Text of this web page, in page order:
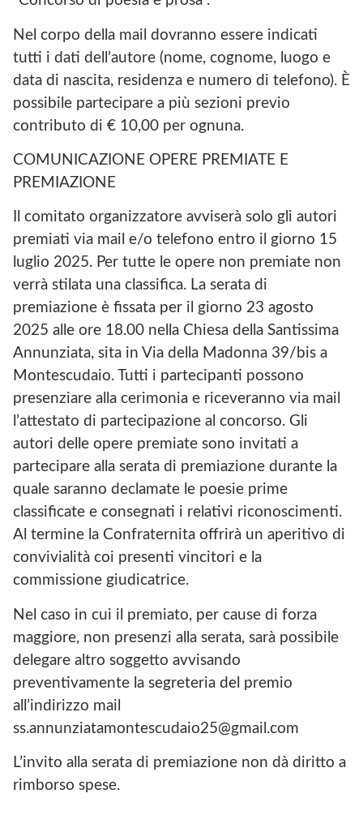
Nel corpo della mail dovranno essere indicati
tutti i dati dell’autore (nome, cognome, luogo e
data di nascita, residenza e numero di telefono). È
possibile partecipare a più sezioni previo
contributo di € 10,00 per ognuna.
COMUNICAZIONE OPERE PREMIATE E
PREMIAZIONE
Il comitato organizzatore avviserà solo gli autori
premiati via mail e/o telefono entro il giorno 15
luglio 2025. Per tutte le opere non premiate non
verrà stilata una classifica. La serata di
premiazione è fissata per il giorno 23 agosto
2025 alle ore 18.00 nella Chiesa della Santissima
Annunziata, sita in Via della Madonna 39/bis a
Montescudaio. Tutti i partecipanti possono
presenziare alla cerimonia e riceveranno via mail
l’attestato di partecipazione al concorso. Gli
autori delle opere premiate sono invitati a
partecipare alla serata di premiazione durante la
quale saranno declamate le poesie prime
classificate e consegnati i relativi riconoscimenti.
Al termine la Confraternita offrirà un aperitivo di
convivialità coi presenti vincitori e la
commissione giudicatrice.
Nel caso in cui il premiato, per cause di forza
maggiore, non presenzi alla serata, sarà possibile
delegare altro soggetto avvisando
preventivamente la segreteria del premio
all’indirizzo mail
ss.annunziatamontescudaio25@gmail.com
L’invito alla serata di premiazione non dà diritto a
rimborso spese.